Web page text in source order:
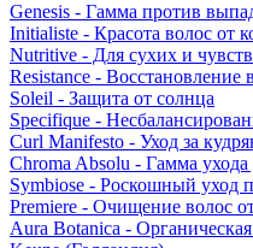
Genesis - Гамма против
Initialiste - Красота волос от
Nutritive - Для сухих и
Resistance - Восстановление
Soleil - Защита от солнца
Specifique -
Curl Manifesto - Уход за
Chroma Absolu - Гамма
Symbiose - Роскошный уход
Premiere - Очищение волос
Aura Botanica -